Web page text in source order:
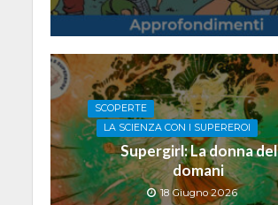
SCOPERTE
LA SCIENZA CON I SUPEREROI
Supergirl: La donna del
domani
18 Giugno 2026